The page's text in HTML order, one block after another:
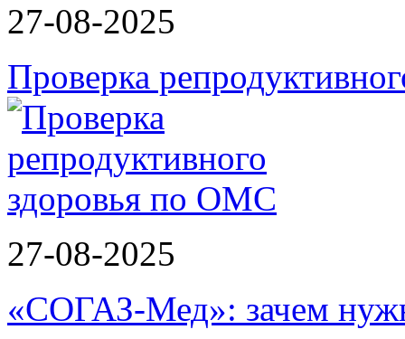
27-08-2025
Проверка
27-08-2025
«СОГАЗ-Мед»: зачем